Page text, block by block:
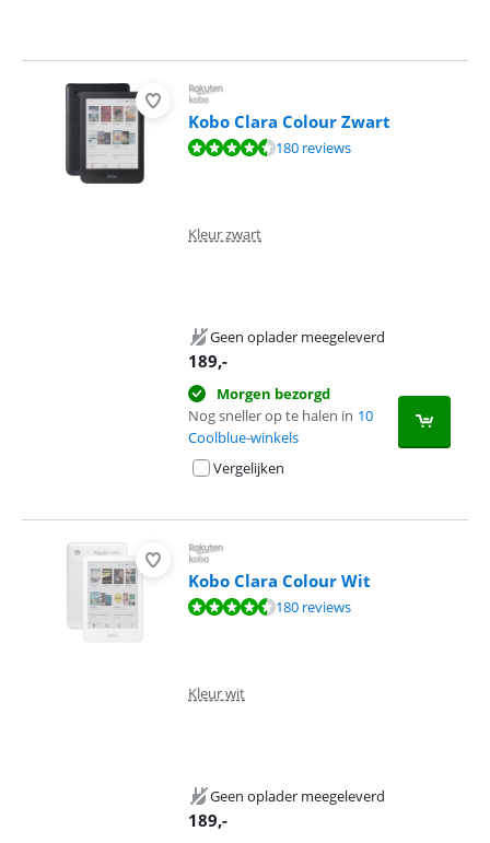
Kobo Clara Colour Zwart
Beoordeling is 8,6 van de 10, gebaseerd op 180 reviews.
180 reviews
Kleur zwart
Geen oplader meegeleverd
189,-
Morgen bezorgd
Nog sneller op te halen in 10
Coolblue-winkels
Vergelijken
Kobo Clara Colour Wit
Beoordeling is 8,6 van de 10, gebaseerd op 180 reviews.
180 reviews
Kleur wit
Geen oplader meegeleverd
189,-